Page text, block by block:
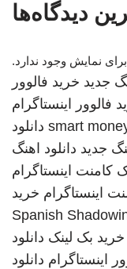
دیدگاه‌ها
نمایش وجود ندارد.
جدید خرید فالوور
فالوور اینستاگرام
smart دانلود
جدید دانلود اهنگ
کامنت اینستاگرام
اینستاگرام خرید
Spanish
خرید بک لینک دانلود
اینستاگرام دانلود